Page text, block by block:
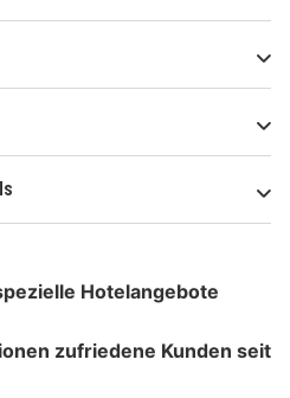
Hotelangebote
zufriedene Kunden seit